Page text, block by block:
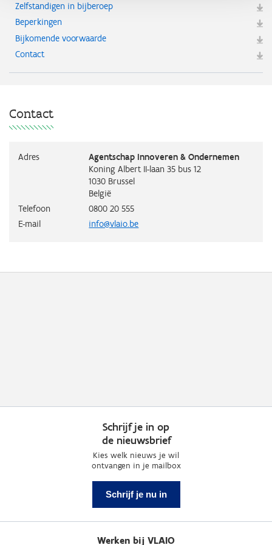
Zelfstandigen in bijberoep
Beperkingen
Bijkomende voorwaarde
Contact
Contact
Adres
Agentschap Innoveren & Ondernemen
Koning Albert II-laan 35 bus 12
1030 Brussel
België
Telefoon
0800 20 555
E-mail
info@vlaio.be
Schrijf je in op
de nieuwsbrief
Kies welk nieuws je wil
ontvangen in je mailbox
Schrijf je nu in
Werken bij VLAIO